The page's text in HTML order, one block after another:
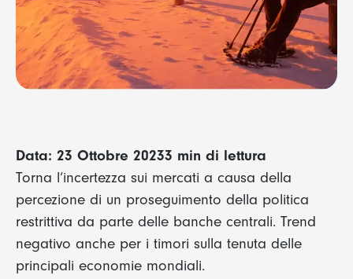
Data: 23 Ottobre 20233 min di lettura
Torna l’incertezza sui mercati a causa della
percezione di un proseguimento della politica
restrittiva da parte delle banche centrali. Trend
negativo anche per i timori sulla tenuta delle
principali economie mondiali.